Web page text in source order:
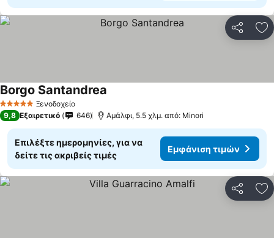
5 Αστέρια Ξενοδοχείο
Borgo Santandrea
9,8 Εξαιρετικό 646 Αμάλφι, 5.5 χλμ. από: Minori
Επιλέξτε ημερομηνίες, για να
δείτε τις ακριβείς τιμές
Εμφάνιση τιμών